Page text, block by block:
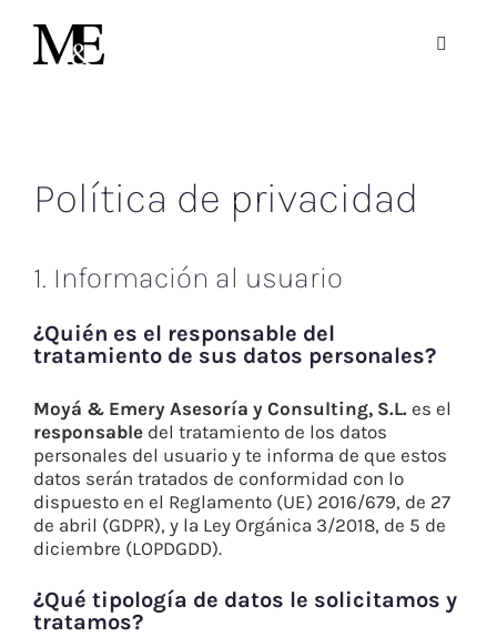
contenido
Toggle
Área Jurídica
Contacto
Blog
Política de privacidad
1. Información al usuario
¿Quién es el responsable del
tratamiento de sus datos personales?
Moyá & Emery Asesoría y Consulting, S.L.es el
responsabledel tratamiento de los datos
personales del usuario y te informa de que estos
datos serán tratados de conformidad con lo
dispuesto en el Reglamento (UE) 2016/679, de 27
de abril (GDPR), y la Ley Orgánica 3/2018, de 5 de
diciembre (LOPDGDD).
¿Qué tipología de datos le solicitamos y
tratamos?